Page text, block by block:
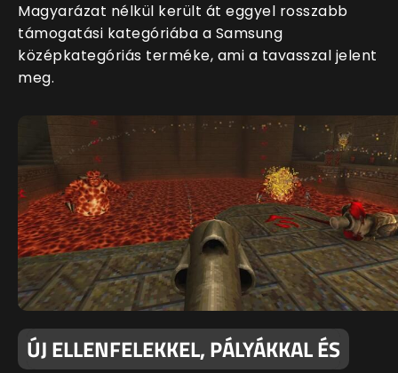
Magyarázat nélkül került át eggyel rosszabb
támogatási kategóriába a Samsung
középkategóriás terméke, ami a tavasszal jelent
meg.
ÚJ ELLENFELEKKEL, PÁLYÁKKAL ÉS